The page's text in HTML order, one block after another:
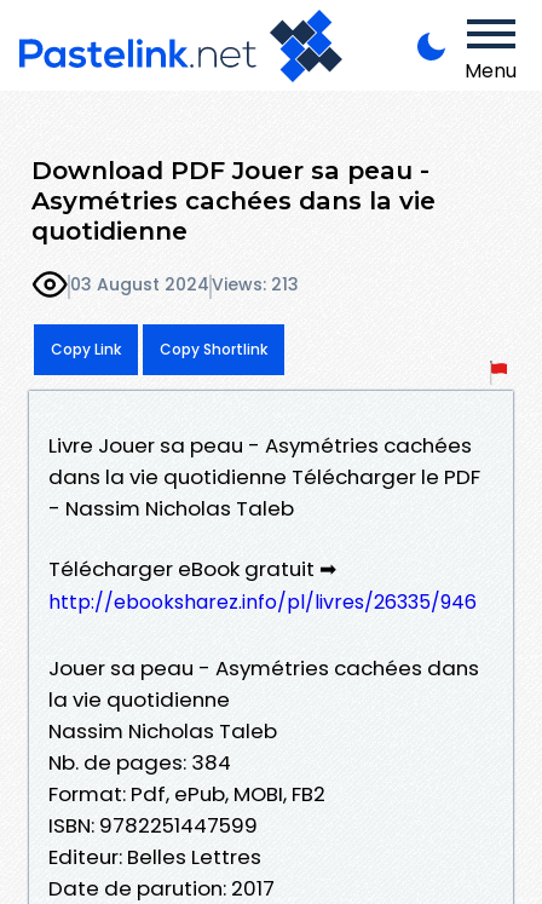
Menu
Download PDF Jouer sa peau -
Asymétries cachées dans la vie
quotidienne
03 August 2024Views: 213
Copy Link Copy Shortlink
Livre Jouer sa peau - Asymétries cachées
dans la vie quotidienne Télécharger le PDF
- Nassim Nicholas Taleb
Télécharger eBook gratuit ➡
http://ebooksharez.info/pl/livres/26335/946
Jouer sa peau - Asymétries cachées dans
la vie quotidienne
Nassim Nicholas Taleb
Nb. de pages: 384
Format: Pdf, ePub, MOBI, FB2
ISBN: 9782251447599
Editeur: Belles Lettres
Date de parution: 2017